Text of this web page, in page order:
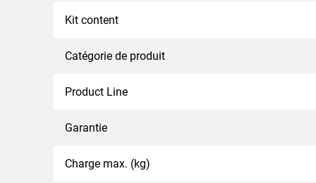
Kit content
Catégorie de produit
Product Line
Garantie
Charge max. (kg)